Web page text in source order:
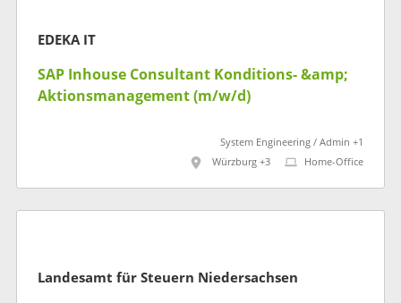
EDEKA IT
SAP Inhouse Consultant Konditions- &amp;
Aktionsmanagement (m/w/d)
System Engineering / Admin +1
Würzburg +3
Home-Office
Landesamt für Steuern Niedersachsen